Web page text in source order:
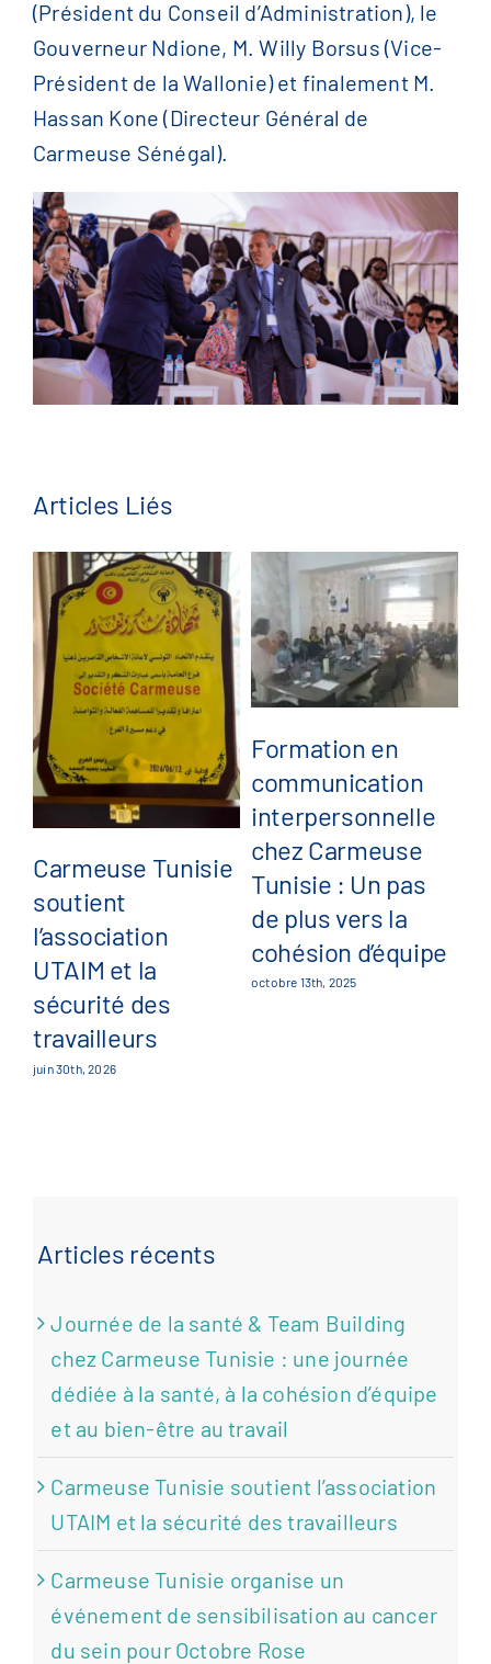
(Président du Conseil d’Administration), le
Gouverneur Ndione, M. Willy Borsus (Vice-
Président de la Wallonie) et finalement M.
Hassan Kone (Directeur Général de
Carmeuse Sénégal).
Articles Liés
Carmeuse Tunisie
soutient
l’association
UTAIM et la
sécurité des
travailleurs
juin 30th, 2026
Formation en
communication
interpersonnelle
chez Carmeuse
Tunisie : Un pas
de plus vers la
cohésion d’équipe
octobre 13th, 2025
Articles récents
Journée de la santé & Team Building
chez Carmeuse Tunisie : une journée
dédiée à la santé, à la cohésion d’équipe
et au bien-être au travail
Carmeuse Tunisie soutient l’association
UTAIM et la sécurité des travailleurs
Carmeuse Tunisie organise un
événement de sensibilisation au cancer
du sein pour Octobre Rose